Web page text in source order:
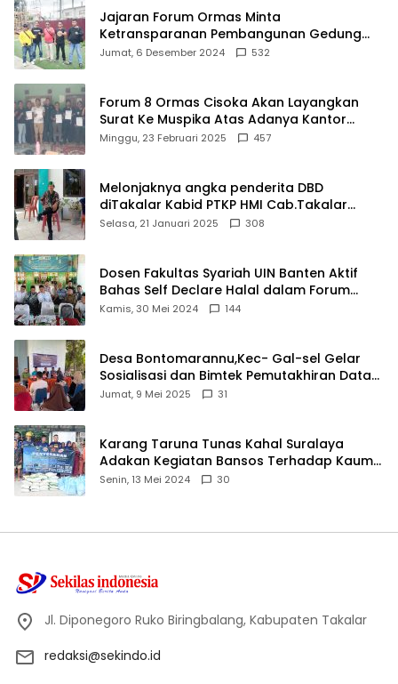
Jajaran Forum Ormas Minta
Ketransparanan Pembangunan Gedung
Damkar Di Kecamatan Cisoka
Jumat, 6 Desember 2024 532
Forum 8 Ormas Cisoka Akan Layangkan
Surat Ke Muspika Atas Adanya Kantor
Matel di Cisoka
Minggu, 23 Februari 2025 457
Melonjaknya angka penderita DBD
diTakalar Kabid PTKP HMI Cab.Takalar
angkat bicara
Selasa, 21 Januari 2025 308
Dosen Fakultas Syariah UIN Banten Aktif
Bahas Self Declare Halal dalam Forum
Ijtima Ulama MUI
Kamis, 30 Mei 2024 144
Desa Bontomarannu,Kec- Gal-sel Gelar
Sosialisasi dan Bimtek Pemutakhiran Data
ID
Jumat, 9 Mei 2025 31
Karang Taruna Tunas Kahal Suralaya
Adakan Kegiatan Bansos Terhadap Kaum
Dhuafa dan Anak Yatim-Piatu
Senin, 13 Mei 2024 30
Jl. Diponegoro Ruko Biringbalang, Kabupaten Takalar
redaksi@sekindo.id